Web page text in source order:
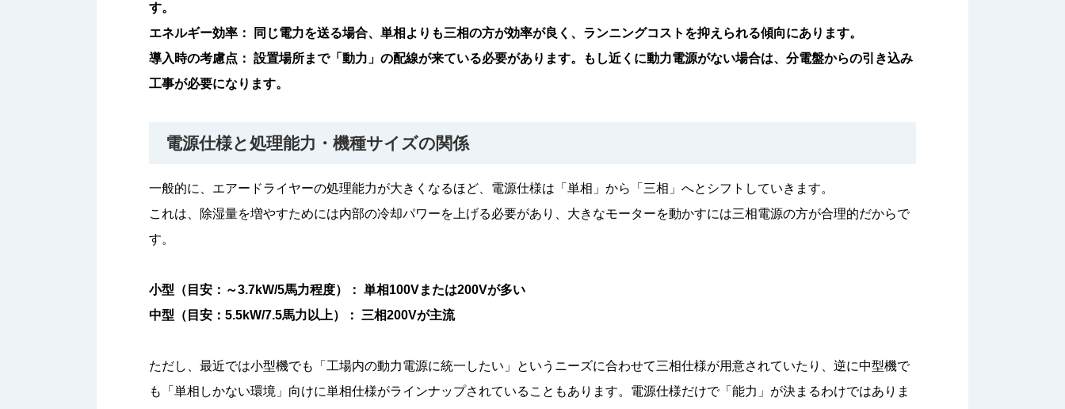
す。
エネルギー効率： 同じ電力を送る場合、単相よりも三相の方が効率が良く、ランニングコストを抑えられる傾向にあります。
導入時の考慮点： 設置場所まで「動力」の配線が来ている必要があります。もし近くに動力電源がない場合は、分電盤からの引き込み
工事が必要になります。
電源仕様と処理能力・機種サイズの関係
一般的に、エアードライヤーの処理能力が大きくなるほど、電源仕様は「単相」から「三相」へとシフトしていきます。
これは、除湿量を増やすためには内部の冷却パワーを上げる必要があり、大きなモーターを動かすには三相電源の方が合理的だからで
す。
小型（目安：～3.7kW/5馬力程度）： 単相100Vまたは200Vが多い
中型（目安：5.5kW/7.5馬力以上）： 三相200Vが主流
ただし、最近では小型機でも「工場内の動力電源に統一したい」というニーズに合わせて三相仕様が用意されていたり、逆に中型機で
も「単相しかない環境」向けに単相仕様がラインナップされていることもあります。電源仕様だけで「能力」が決まるわけではありま